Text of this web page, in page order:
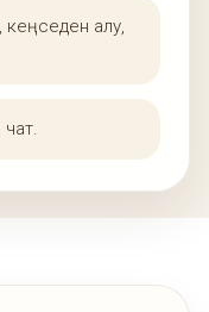
кеңседен алу,